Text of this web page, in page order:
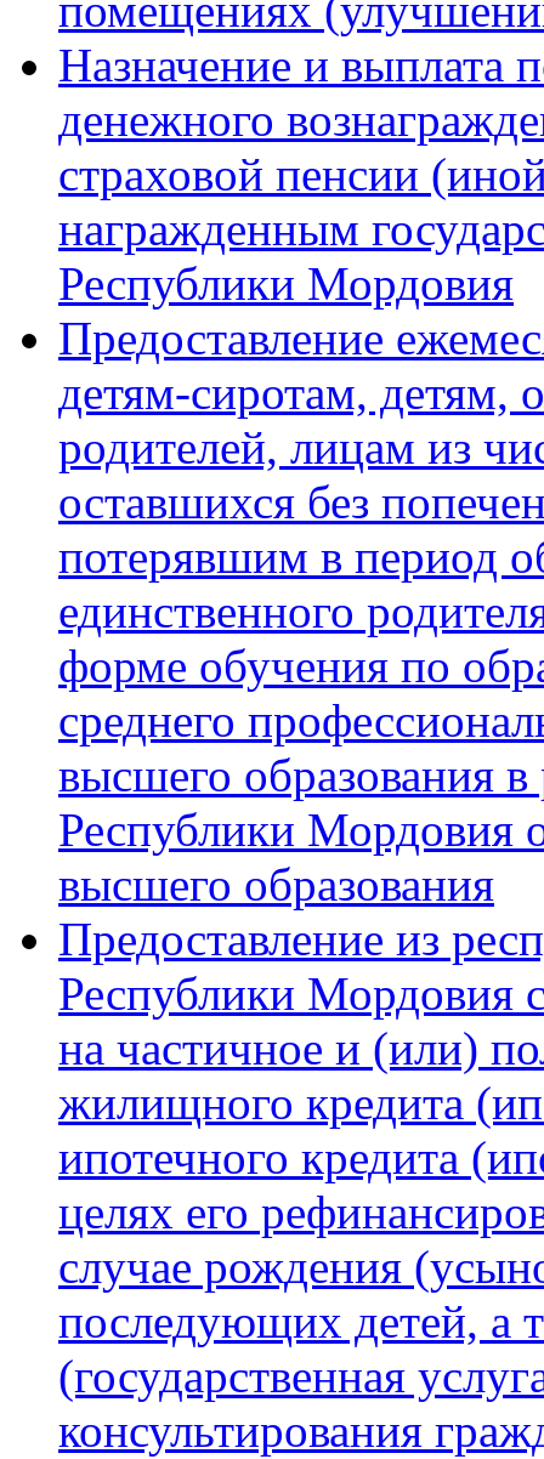
помещениях
Назначение и выплата
денежного
страховой пенсии
награжденным
Республики Мордовия
Предоставление
детям-сиротам, детям,
родителей, лицам из
оставшихся без
потерявшим в период
единственного
форме обучения по
среднего
высшего образования
Республики Мордовия
высшего образования
Предоставление из
Республики Мордовия
на частичное и (или)
жилищного кредита
ипотечного кредита
целях его
случае рождения
последующих детей, а
(государственная
консультирования